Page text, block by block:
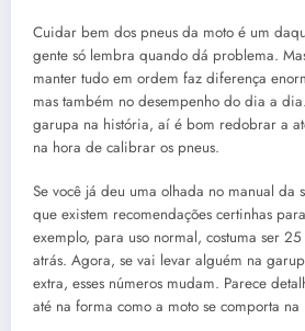
Cuidar bem dos pneus da moto é um
gente só lembra quando dá problema.
manter tudo em ordem faz diferença
mas também no desempenho do dia a
garupa na história, aí é bom redobrar a
na hora de calibrar os pneus.
Se você já deu uma olhada no manual da
que existem recomendações certinhas
exemplo, para uso normal, costuma ser
atrás. Agora, se vai levar alguém na
extra, esses números mudam. Parece
até na forma como a moto se comporta na